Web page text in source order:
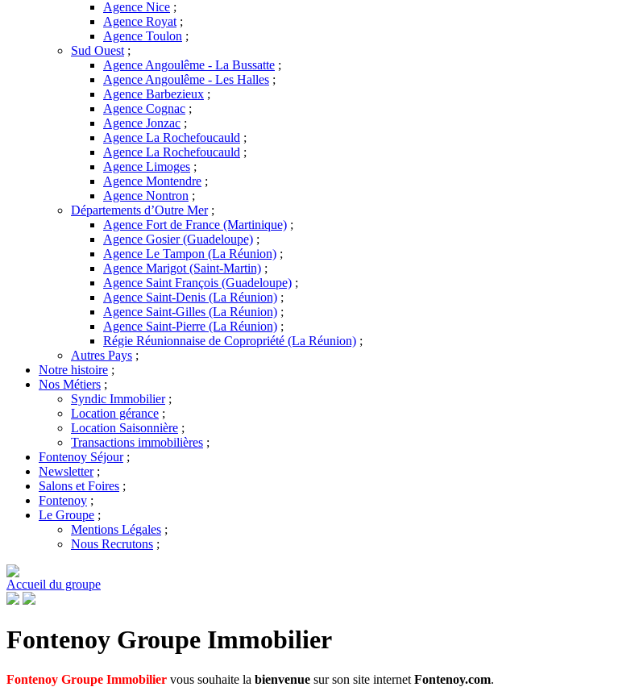
Agence Nice ;
Agence Royat ;
Agence Toulon ;
Sud Ouest ;
Agence Angoulême - La Bussatte ;
Agence Angoulême - Les Halles ;
Agence Barbezieux ;
Agence Cognac ;
Agence Jonzac ;
Agence La Rochefoucauld ;
Agence La Rochefoucauld ;
Agence Limoges ;
Agence Montendre ;
Agence Nontron ;
Départements d’Outre Mer;
Agence Fort de France (Martinique) ;
Agence Gosier (Guadeloupe) ;
Agence Le Tampon (La Réunion) ;
Agence Marigot (Saint-Martin) ;
Agence Saint François (Guadeloupe) ;
Agence Saint-Denis (La Réunion) ;
Agence Saint-Gilles (La Réunion) ;
Agence Saint-Pierre (La Réunion) ;
Régie Réunionnaise de Copropriété (La Réunion) ;
Autres Pays ;
Notre histoire ;
Nos Métiers ;
Syndic Immobilier;
Location gérance ;
Location Saisonnière ;
Transactions immobilières ;
Fontenoy Séjour;
Newsletter;
Salons et Foires ;
Fontenoy ;
Le Groupe ;
Mentions Légales ;
Nous Recrutons ;
Accueil du groupe
Fontenoy Groupe Immobilier
Fontenoy Groupe Immobilier vous souhaite la bienvenue sur son site internet Fontenoy.com.